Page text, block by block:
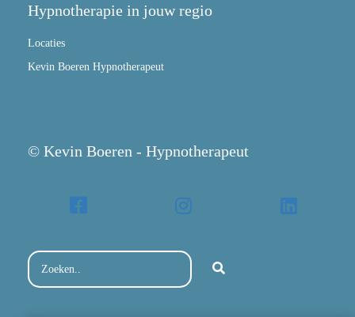
Hypnotherapie in jouw regio
Locaties
Kevin Boeren Hypnotherapeut
© Kevin Boeren - Hypnotherapeut